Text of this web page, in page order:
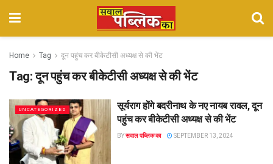
Home Tag दून पहुंच कर बीकेटीसी अध्यक्ष से की भेंट
Tag:दून पहुंच कर बीकेटीसी अध्यक्ष से की भेंट
UNCATEGORIZED
सूर्यराग होंगे बदरीनाथ के नए नायब रावल, दून
पहुंच कर बीकेटीसी अध्यक्ष से की भेंट
BYसवाल पब्लिक का SEPTEMBER 13, 2024